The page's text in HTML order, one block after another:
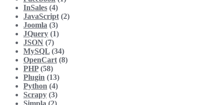
InSales (4)
JavaScript (2)
Joomla (3)
JQuery (1)
JSON (7)
MySQL (34)
OpenCart (8)
PHP(58)
Plugin (13)
Python (4)
Scrapy (3)
Simpla (2)